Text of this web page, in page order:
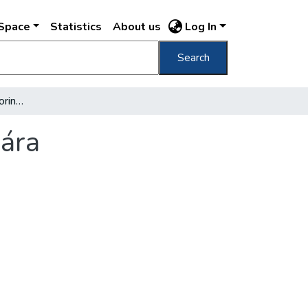
Statistics About us Log In
Search
Öt év alatt 9,5 milliárd forint a házak javítására